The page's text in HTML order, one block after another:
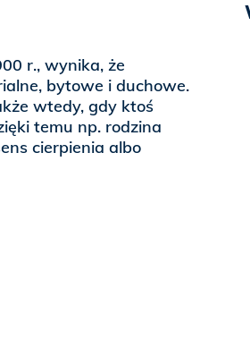
r., wynika, że
bytowe i duchowe.
wtedy, gdy ktoś
temu np. rodzina
cierpienia albo